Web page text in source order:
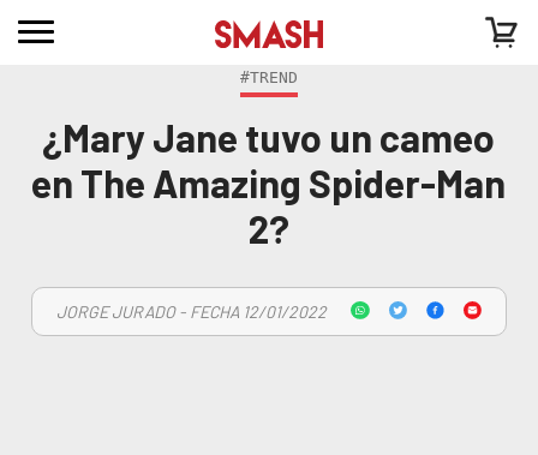
#TREND
¿Mary Jane tuvo un cameo
en The Amazing Spider-Man
2?
JORGE JURADO - FECHA 12/01/2022